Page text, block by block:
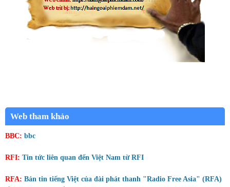
Web tham khảo
BBC: bbc
RFI: Tin tức liên quan đến Việt Nam từ RFI
RFA: Bản tin tiếng Việt của đài phát thanh "Radio Free Asia" (RFA)